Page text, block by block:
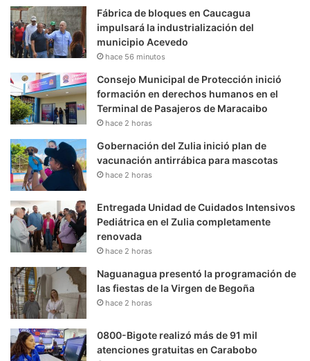
Fábrica de bloques en Caucagua
impulsará la industrialización del
municipio Acevedo
hace 56 minutos
Consejo Municipal de Protección inició
formación en derechos humanos en el
Terminal de Pasajeros de Maracaibo
hace 2 horas
Gobernación del Zulia inició plan de
vacunación antirrábica para mascotas
hace 2 horas
Entregada Unidad de Cuidados Intensivos
Pediátrica en el Zulia completamente
renovada
hace 2 horas
Naguanagua presentó la programación de
las fiestas de la Virgen de Begoña
hace 2 horas
0800-Bigote realizó más de 91 mil
atenciones gratuitas en Carabobo